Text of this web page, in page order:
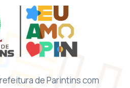
de Parintins com